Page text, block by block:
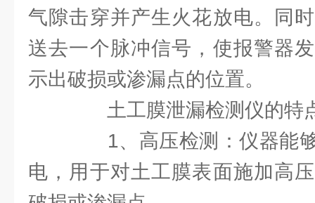
气隙击穿并产生火花放电。同
送去一个脉冲信号，使报警器
示出破损或渗漏点的位置。
土工膜泄漏检测仪的特
1、高压检测：仪器能够
电，用于对土工膜表面施加高